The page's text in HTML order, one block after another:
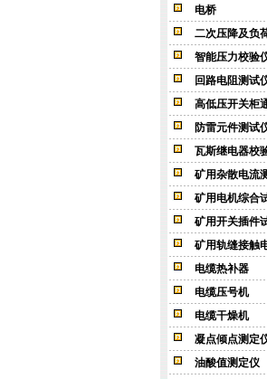
电桥
二次压降及负
智能压力校验
回路电阻测试
高低压开关柜
防雷元件测试
瓦斯继电器校
矿用杂散电流
矿用电机综合
矿用开关插件
矿用轨缝接触
电缆热补器
电缆压号机
电缆干燥机
凝点倾点测定
油酸值测定仪